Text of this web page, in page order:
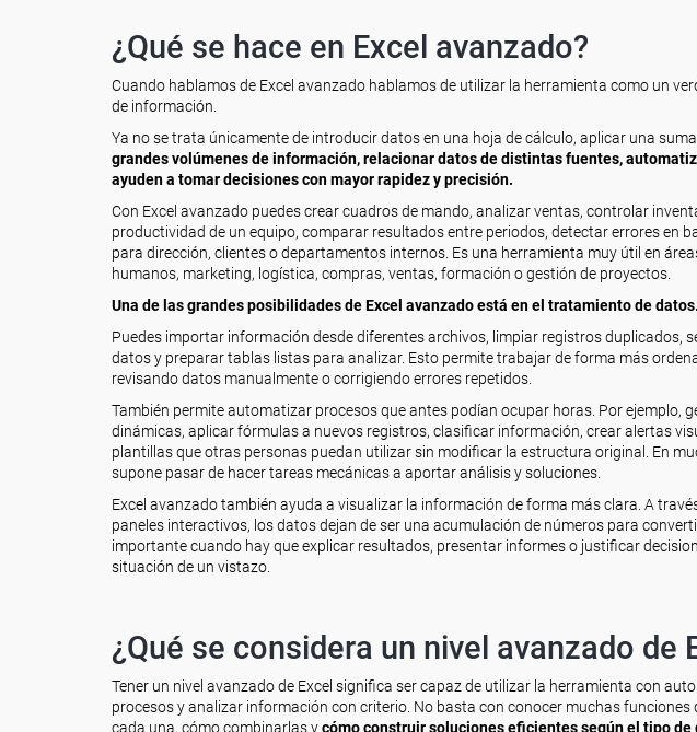
¿Qué se hace en Excel avanzado?
Cuando hablamos de Excel avanzado hablamos de utilizar la herramienta como un
de información.
Ya no se trata únicamente de introducir datos en una hoja de cálculo, aplicar una
grandes volúmenes de información, relacionar datos de distintas fuentes,
ayuden a tomar decisiones con mayor rapidez y precisión.
Con Excel avanzado puedes crear cuadros de mando, analizar ventas, controlar
productividad de un equipo, comparar resultados entre periodos, detectar errores en
para dirección, clientes o departamentos internos. Es una herramienta muy útil en
humanos, marketing, logística, compras, ventas, formación o gestión de proyectos.
Una de las grandes posibilidades de Excel avanzado está en el tratamiento de datos.
Puedes importar información desde diferentes archivos, limpiar registros duplicados,
datos y preparar tablas listas para analizar. Esto permite trabajar de forma más
revisando datos manualmente o corrigiendo errores repetidos.
También permite automatizar procesos que antes podían ocupar horas. Por ejemplo,
dinámicas, aplicar fórmulas a nuevos registros, clasificar información, crear alertas
plantillas que otras personas puedan utilizar sin modificar la estructura original. En
supone pasar de hacer tareas mecánicas a aportar análisis y soluciones.
Excel avanzado también ayuda a visualizar la información de forma más clara. A
paneles interactivos, los datos dejan de ser una acumulación de números para
importante cuando hay que explicar resultados, presentar informes o justificar
situación de un vistazo.
¿Qué se considera un nivel avanzado de
Tener un nivel avanzado de Excel significa ser capaz de utilizar la herramienta con
procesos y analizar información con criterio. No basta con conocer muchas
cada una, cómo combinarlas ycómo construir soluciones eficientes según el tipo